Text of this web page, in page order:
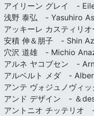
アイリーン グレイ -
浅野 泰弘 - Yasuhiro
アッキーレ カスティリ
安積 伸＆朋子 - Shin
穴沢 道雄 - Michio
アルネ ヤコブセン -
アルベルト メダ -
アンテ ヴォジュノヴィ
アンド デザイン - ＆
アントニオ チッテリ